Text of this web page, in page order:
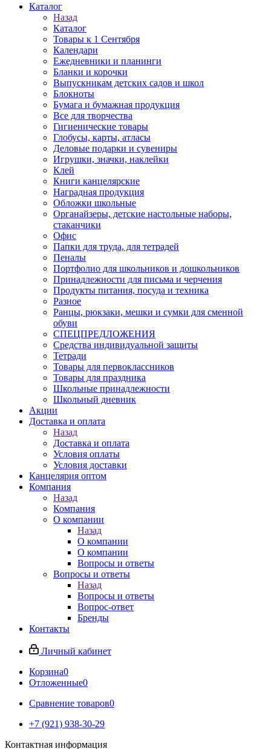
Каталог
Назад
Каталог
Товары к 1 Сентября
Календари
Ежедневники и планинги
Бланки и корочки
Выпускникам детских садов и школ
Блокноты
Бумага и бумажная продукция
Все для творчества
Гигиенические товары
Глобусы, карты, атласы
Деловые подарки и сувениры
Игрушки, значки, наклейки
Клей
Книги канцелярские
Наградная продукция
Обложки школьные
Органайзеры, детские настольные наборы,
стаканчики
Офис
Папки для труда, для тетрадей
Пеналы
Портфолио для школьников и дошкольников
Принадлежности для письма и черчения
Продукты питания, посуда и техника
Разное
Ранцы, рюкзаки, мешки и сумки для сменной
обуви
СПЕЦПРЕДЛОЖЕНИЯ
Средства индивидуальной защиты
Тетради
Товары для первоклассников
Товары для праздника
Школьные принадлежности
Школьный дневник
Акции
Доставка и оплата
Назад
Доставка и оплата
Условия оплаты
Условия доставки
Канцелярия оптом
Компания
Назад
Компания
О компании
Назад
О компании
О компании
Вопросы и ответы
Вопросы и ответы
Назад
Вопросы и ответы
Вопрос-ответ
Бренды
Контакты
Личный кабинет
Корзина0
Отложенные0
Сравнение товаров0
+7 (921) 938-30-29
Контактная информация